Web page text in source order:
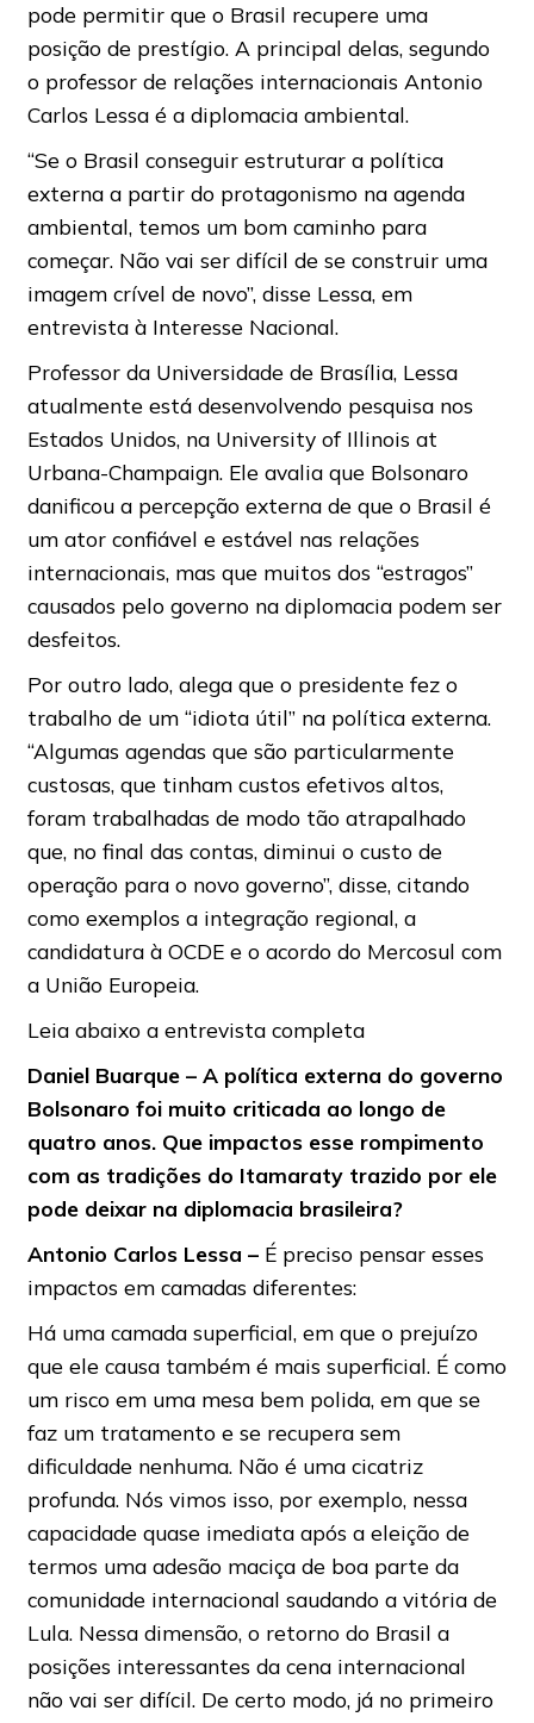
pode permitir que o Brasil recupere uma
posição de prestígio. A principal delas, segundo
o professor de relações internacionais Antonio
Carlos Lessa é a diplomacia ambiental.
“Se o Brasil conseguir estruturar a política
externa a partir do protagonismo na agenda
ambiental, temos um bom caminho para
começar. Não vai ser difícil de se construir uma
imagem crível de novo”, disse Lessa, em
entrevista à Interesse Nacional.
Professor da Universidade de Brasília, Lessa
atualmente está desenvolvendo pesquisa nos
Estados Unidos, na University of Illinois at
Urbana-Champaign. Ele avalia que Bolsonaro
danificou a percepção externa de que o Brasil é
um ator confiável e estável nas relações
internacionais, mas que muitos dos “estragos”
causados pelo governo na diplomacia podem ser
desfeitos.
Por outro lado, alega que o presidente fez o
trabalho de um “idiota útil” na política externa.
“Algumas agendas que são particularmente
custosas, que tinham custos efetivos altos,
foram trabalhadas de modo tão atrapalhado
que, no final das contas, diminui o custo de
operação para o novo governo”, disse, citando
como exemplos a integração regional, a
candidatura à OCDE e o acordo do Mercosul com
a União Europeia.
Leia abaixo a entrevista completa
Daniel Buarque – A política externa do governo
Bolsonaro foi muito criticada ao longo de
quatro anos. Que impactos esse rompimento
com as tradições do Itamaraty trazido por ele
pode deixar na diplomacia brasileira?
Antonio Carlos Lessa –É preciso pensar esses
impactos em camadas diferentes:
Há uma camada superficial, em que o prejuízo
que ele causa também é mais superficial. É como
um risco em uma mesa bem polida, em que se
faz um tratamento e se recupera sem
dificuldade nenhuma. Não é uma cicatriz
profunda. Nós vimos isso, por exemplo, nessa
capacidade quase imediata após a eleição de
termos uma adesão maciça de boa parte da
comunidade internacional saudando a vitória de
Lula. Nessa dimensão, o retorno do Brasil a
posições interessantes da cena internacional
não vai ser difícil. De certo modo, já no primeiro